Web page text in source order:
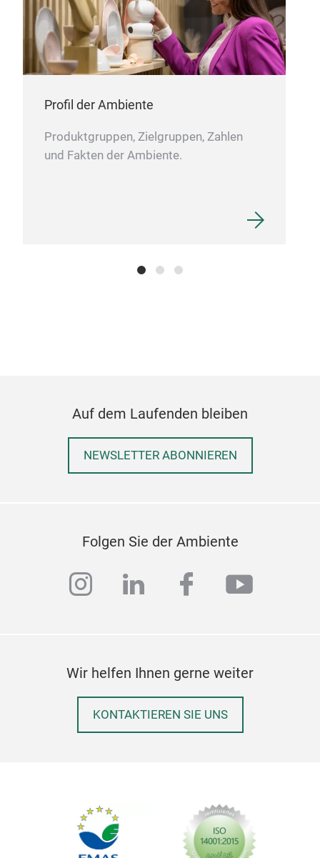
Profil der Ambiente
Produktgruppen, Zielgruppen, Zahlen
und Fakten der Ambiente.
Auf dem Laufenden bleiben
NEWSLETTER ABONNIEREN
Folgen Sie der Ambiente
instagram
linkedinfacebook
Wir helfen Ihnen gerne weiter
KONTAKTIEREN SIE UNS